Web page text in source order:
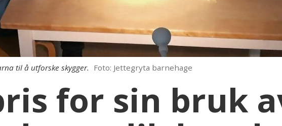
til å utforske skygger. Foto: Jettegryta barnehage
for sin bruk